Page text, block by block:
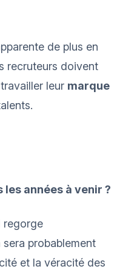
de plus en
recruteurs doivent
leur marque
années à venir ?
regorge
sera probablement
et la véracité des